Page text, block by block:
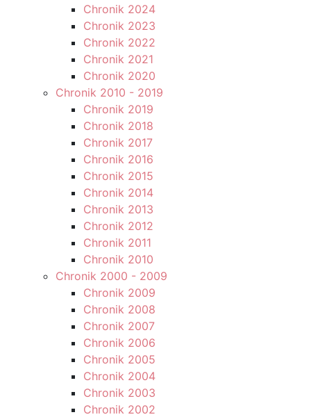
Chronik 2024
Chronik 2023
Chronik 2022
Chronik 2021
Chronik 2020
Chronik 2010 - 2019
Chronik 2019
Chronik 2018
Chronik 2017
Chronik 2016
Chronik 2015
Chronik 2014
Chronik 2013
Chronik 2012
Chronik 2011
Chronik 2010
Chronik 2000 - 2009
Chronik 2009
Chronik 2008
Chronik 2007
Chronik 2006
Chronik 2005
Chronik 2004
Chronik 2003
Chronik 2002